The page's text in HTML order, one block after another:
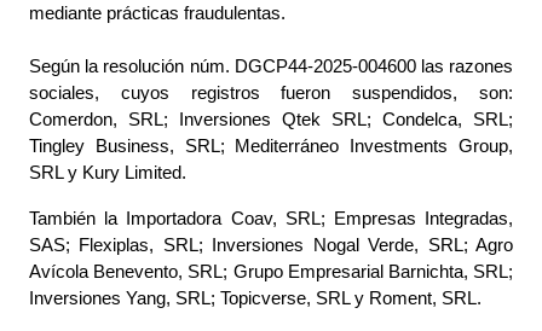
mediante prácticas fraudulentas.
Según la resolución núm. DGCP44-2025-004600 las razones
sociales, cuyos registros fueron suspendidos, son:
Comerdon, SRL; Inversiones Qtek SRL; Condelca, SRL;
Tingley Business, SRL; Mediterráneo Investments Group,
SRL y Kury Limited.
También la Importadora Coav, SRL; Empresas Integradas,
SAS; Flexiplas, SRL; Inversiones Nogal Verde, SRL; Agro
Avícola Benevento, SRL; Grupo Empresarial Barnichta, SRL;
Inversiones Yang, SRL; Topicverse, SRL y Roment, SRL.